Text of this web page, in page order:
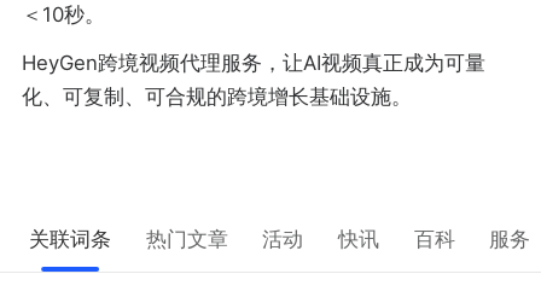
＜10秒。
HeyGen跨境视频代理服务，让AI视频真正成为可量
化、可复制、可合规的跨境增长基础设施。
关联词条 热门文章 活动 快讯 百科 服务